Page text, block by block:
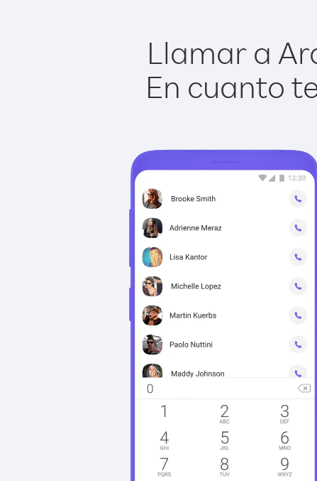
Llamar a
En cuanto